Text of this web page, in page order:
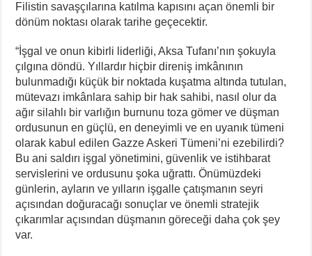
Filistin savaşçılarına katılma kapısını açan önemli bir
dönüm noktası olarak tarihe geçecektir.
“İşgal ve onun kibirli liderliği, Aksa Tufanı’nın şokuyla
çılgına döndü. Yıllardır hiçbir direniş imkânının
bulunmadığı küçük bir noktada kuşatma altında tutulan,
mütevazı imkânlara sahip bir hak sahibi, nasıl olur da
ağır silahlı bir varlığın burnunu toza gömer ve düşman
ordusunun en güçlü, en deneyimli ve en uyanık tümeni
olarak kabul edilen Gazze Askeri Tümeni’ni ezebilirdi?
Bu ani saldırı işgal yönetimini, güvenlik ve istihbarat
servislerini ve ordusunu şoka uğrattı. Önümüzdeki
günlerin, ayların ve yılların işgalle çatışmanın seyri
açısından doğuracağı sonuçlar ve önemli stratejik
çıkarımlar açısından düşmanın göreceği daha çok şey
var.